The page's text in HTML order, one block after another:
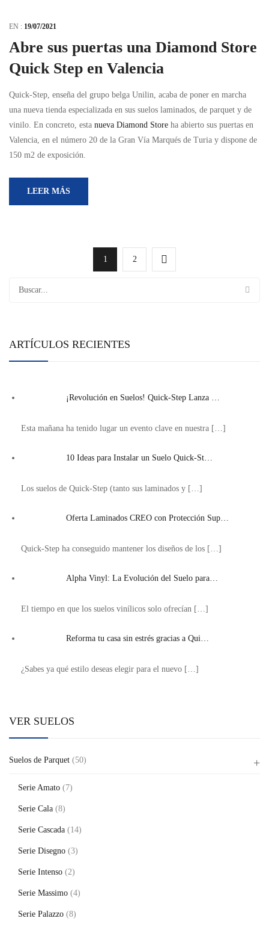
EN : 19/07/2021
Abre sus puertas una Diamond Store
Quick Step en Valencia
Quick-Step, enseña del grupo belga Unilin, acaba de poner en marcha
una nueva tienda especializada en sus suelos laminados, de parquet y de
vinilo. En concreto, esta nueva Diamond Store ha abierto sus puertas en
Valencia, en el número 20 de la Gran Vía Marqués de Turia y dispone de
150 m2 de exposición.
LEER MÁS
1 2
ARTÍCULOS RECIENTES
¡Revolución en Suelos! Quick-Step Lanza …
Esta mañana ha tenido lugar un evento clave en nuestra […]
10 Ideas para Instalar un Suelo Quick-St…
Los suelos de Quick-Step (tanto sus laminados y […]
Oferta Laminados CREO con Protección Sup…
Quick-Step ha conseguido mantener los diseños de los […]
Alpha Vinyl: La Evolución del Suelo para…
El tiempo en que los suelos vinílicos solo ofrecían […]
Reforma tu casa sin estrés gracias a Qui…
¿Sabes ya qué estilo deseas elegir para el nuevo […]
VER SUELOS
Suelos de Parquet (50)
Serie Amato (7)
Serie Cala (8)
Serie Cascada (14)
Serie Disegno (3)
Serie Intenso (2)
Serie Massimo (4)
Serie Palazzo (8)